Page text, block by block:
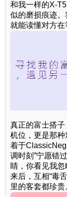
和我一样的X-
似的磨损痕迹。
就能读懂对方在
真正的富士搭
机位，更是那
着于
调时刻”宁愿错
睛，你看见我
来后，互相“毒
里的客套都珍贵